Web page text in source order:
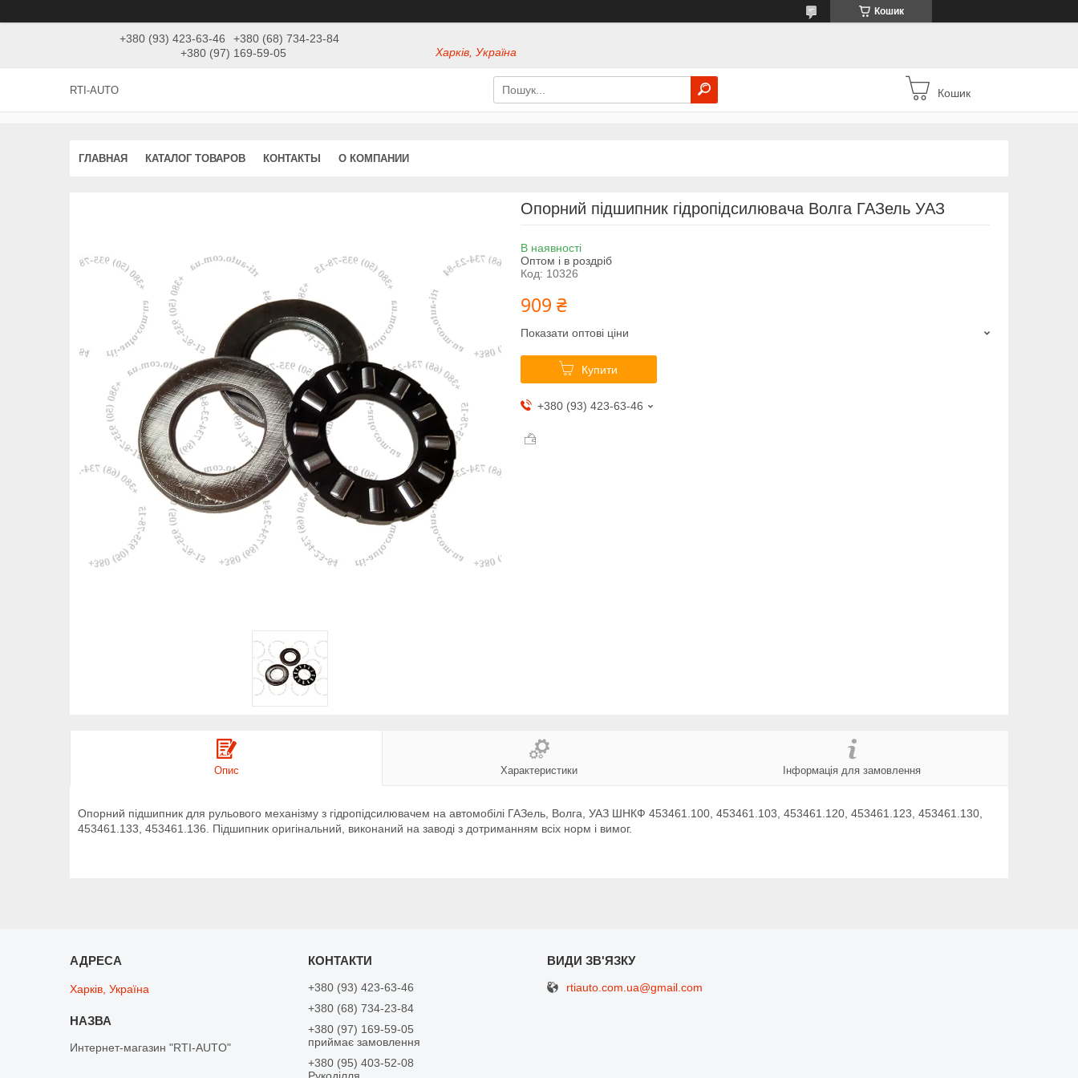
Кошик
+380 (93) 423-63-46
+380 (68) 734-23-84
+380 (97) 169-59-05
Харків, Україна
RTI-AUTO Кошик
ГЛАВНАЯ КАТАЛОГ ТОВАРОВ КОНТАКТЫ О КОМПАНИИ
Опорний підшипник гідропідсилювача Волга ГАЗель УАЗ
В наявності
Оптом і в роздріб
Код: 10326
909 ₴
Показати оптові ціни
Купити
+380 (93) 423-63-46
Опис Характеристики Інформація для замовлення
Опорний підшипник для рульового механізму з гідропідсилювачем на автомобілі ГАЗель, Волга, УАЗ ШНКФ 453461.100, 453461.103, 453461.120, 453461.123, 453461.130,
453461.133, 453461.136. Підшипник оригінальний, виконаний на заводі з дотриманням всіх норм і вимог.
Харків, Україна
Интернет-магазин "RTI-AUTO"
+380 (93) 423-63-46
+380 (68) 734-23-84
+380 (97) 169-59-05
приймає замовлення
+380 (95) 403-52-08
rtiauto.com.ua@gmail.com